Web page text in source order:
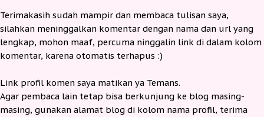
Terimakasih sudah mampir dan membaca tulisan saya,
silahkan meninggalkan komentar dengan nama dan url yang
lengkap, mohon maaf, percuma ninggalin link di dalam kolom
komentar, karena otomatis terhapus :)
Link profil komen saya matikan ya Temans.
Agar pembaca lain tetap bisa berkunjung ke blog masing-
masing, gunakan alamat blog di kolom nama profil, terima